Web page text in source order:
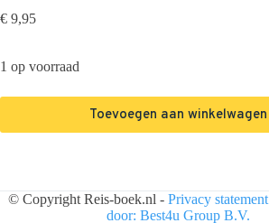
€ 9,95
1 op voorraad
Toevoegen aan winkelwagen
© Copyright Reis-boek.nl - Privacy statement
door: Best4u Group B.V.